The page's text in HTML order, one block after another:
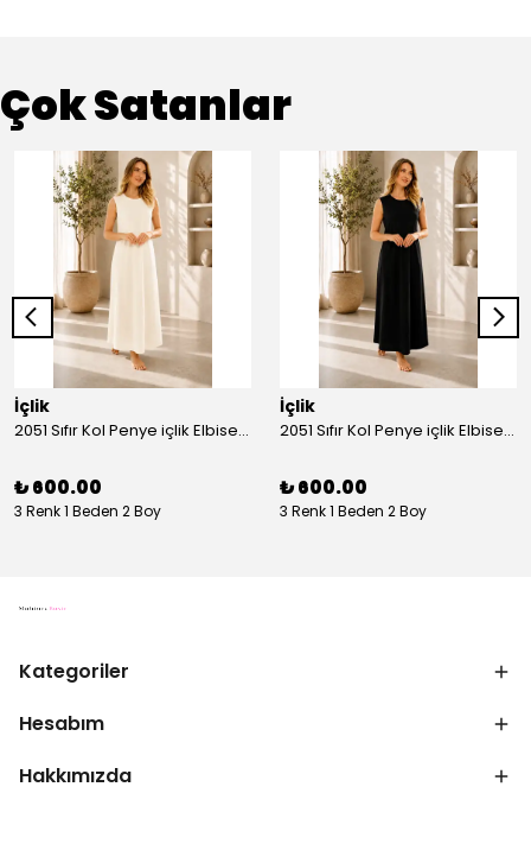
Çok Satanlar
İçlik
2051 Sıfır Kol Penye içlik Elbise - Ekru
₺ 600.00
3 Renk 1 Beden 2 Boy
İçlik
2051 Sıfır Kol Penye içlik Elbise - Siyah
₺ 600.00
3 Renk 1 Beden 2 Boy
Kategoriler
Hesabım
Hakkımızda